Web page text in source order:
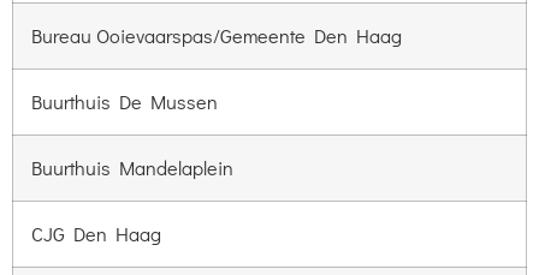
Bureau Ooievaarspas/Gemeente Den Haag
Buurthuis De Mussen
Buurthuis Mandelaplein
CJG Den Haag